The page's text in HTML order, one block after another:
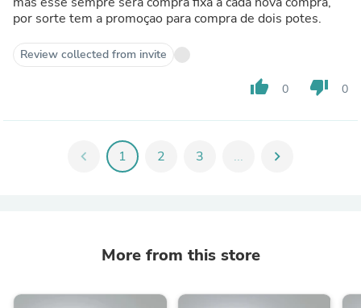
por sorte tem a promoçao para compra de dois potes.
Review collected from invite
thumb_up 0 thumb_down 0
chevron_left 1 2 3 ... chevron_right
More from this store